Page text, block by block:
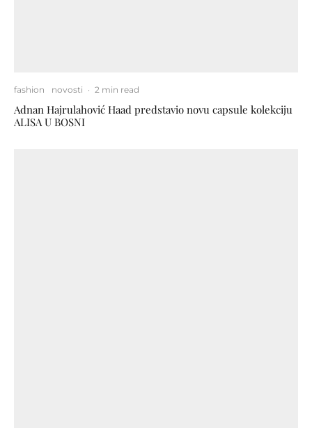
fashion novosti · 2 min read
Adnan Hajrulahović Haad predstavio novu capsule kolekciju
ALISA U BOSNI